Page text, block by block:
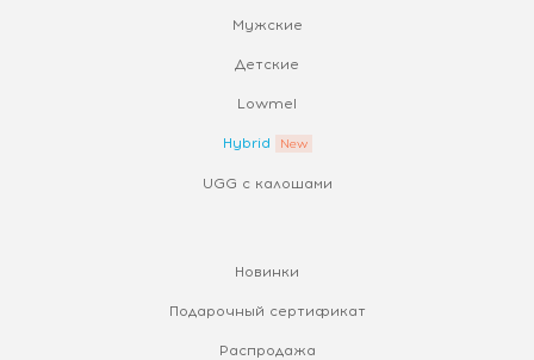
Мужские
Детские
Lowmel
Hybrid
UGG с калошами
Новинки
Подарочный сертификат
Распродажа